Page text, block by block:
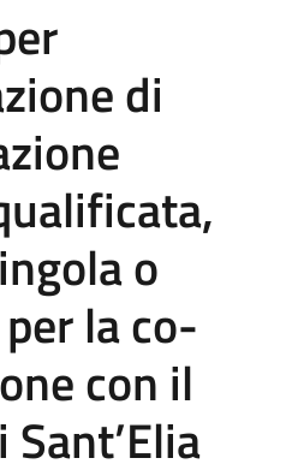
di
o
la co-
con il